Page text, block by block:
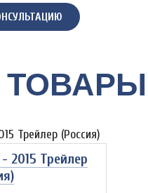
2015 Трейлер